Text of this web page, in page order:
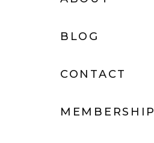
BLOG
CONTACT
MEMBERSHIP